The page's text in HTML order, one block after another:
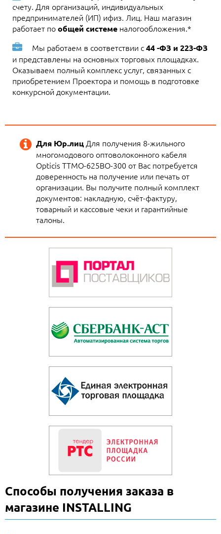
счету. Для организаций, индивидуальных
предпринимателей (ИП) ифиз. Лиц. Наш магазин
работает пообщей системе налогообложения.*
Мы работаем в соответствии с44 -ФЗ и 223-ФЗ
и представлены на основных торговых площадках.
Оказываем полный комплекс услуг, связанных с
приобретением Проектора и помощь в подготовке
конкурсной документации.
Для Юр.лицДля получения 8-жильного
многомодового оптоволоконного кабеля
Opticis TTMO-625BO-300 от Вас потребуется
доверенность на получение или печать от
организации. Вы получите полный комплект
документов: накладную, счёт-фактуру,
товарный и кассовые чеки и гарантийные
талоны.
Способы получения заказа в
магазине INSTALLING